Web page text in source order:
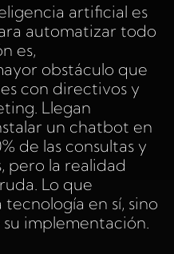
artificial es
automatizar todo
es,
obstáculo que
con directivos y
Llegan
un chatbot en
de las consultas y
pero la realidad
Lo que
en sí, sino
implementación.